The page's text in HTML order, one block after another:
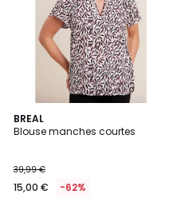
BREAL
Blouse manches courtes
39,99 €
15,00 € -62%